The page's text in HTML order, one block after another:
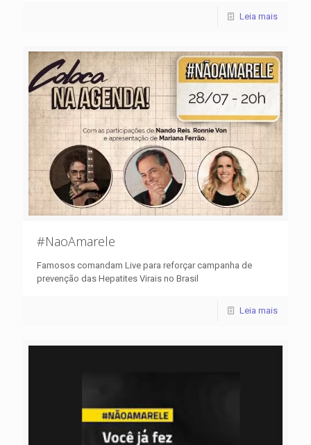
Leia mais
#NaoAmarele
Famosos comandam Live para reforçar campanha de
prevenção das Hepatites Virais no Brasil
Leia mais